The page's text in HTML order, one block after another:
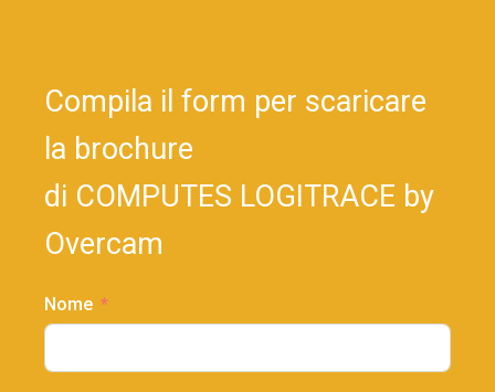
Compila il form per scaricare
la brochure
di COMPUTES LOGITRACE by
Overcam
Nome